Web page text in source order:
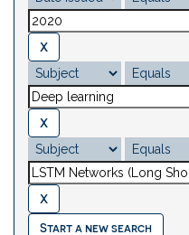
Start a new search